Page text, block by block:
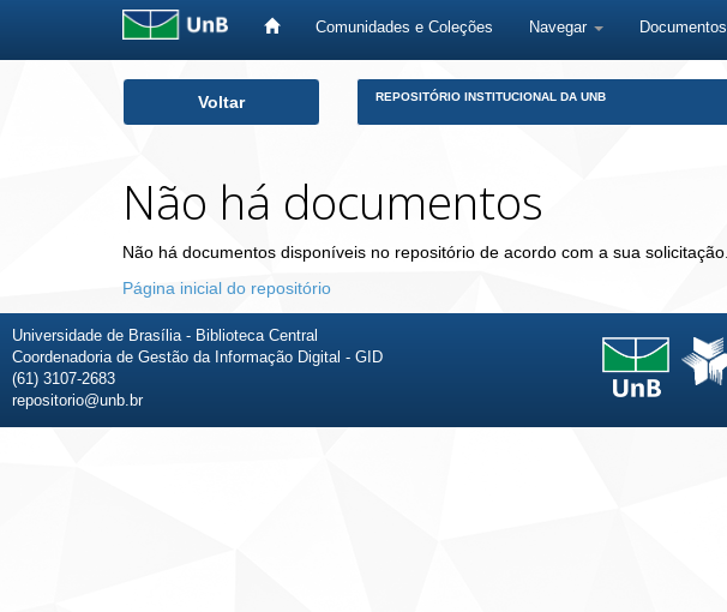
Comunidades e Coleções Navegar Documentos
Voltar REPOSITÓRIO INSTITUCIONAL DA UNB
Não há documentos
Não há documentos disponíveis no repositório de acordo com a sua solicitação.
Página inicial do repositório
Universidade de Brasília - Biblioteca Central
Coordenadoria de Gestão da Informação Digital - GID
(61) 3107-2683
repositorio@unb.br